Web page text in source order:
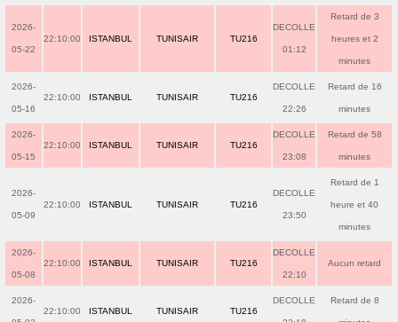
2026-
05-22
22:10:00 ISTANBUL TUNISAIR TU216
DECOLLE
01:12
Retard de 3
heures et 2
minutes
2026-
05-16
22:10:00 ISTANBUL TUNISAIR TU216
DECOLLE
22:26
Retard de 16
minutes
2026-
05-15
22:10:00 ISTANBUL TUNISAIR TU216
DECOLLE
23:08
Retard de 58
minutes
2026-
05-09
22:10:00 ISTANBUL TUNISAIR TU216
DECOLLE
23:50
Retard de 1
heure et 40
minutes
2026-
05-08
22:10:00 ISTANBUL TUNISAIR TU216
DECOLLE
22:10
Aucun retard
2026-
22:10:00 ISTANBUL TUNISAIR TU216
DECOLLE Retard de 8